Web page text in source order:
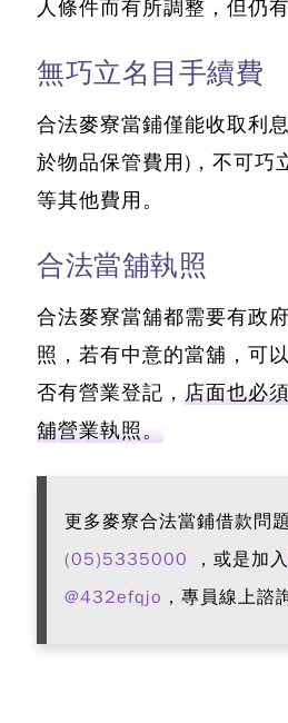
人條件而有所調整，但仍
無巧立名目手續費
合法麥寮當鋪僅能收取利
於物品保管費用) ，不可巧
等其他費用。
合法當舖執照
合法麥寮當舖都需要有政
照，若有中意的當舖，可
否有營業登記， 店面也必
舖營業執照。
更多麥寮合法當鋪借款問
(05)5335000
，或是加入
@432efqjo ，專員線上諮